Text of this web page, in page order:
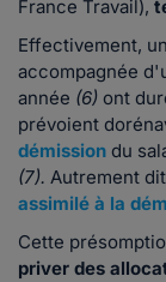
France Travail),
Effectivement,
accompagnée
année (6) ont
prévoient
démission du
(7). Autrement
assimilé à la
Cette
priver des